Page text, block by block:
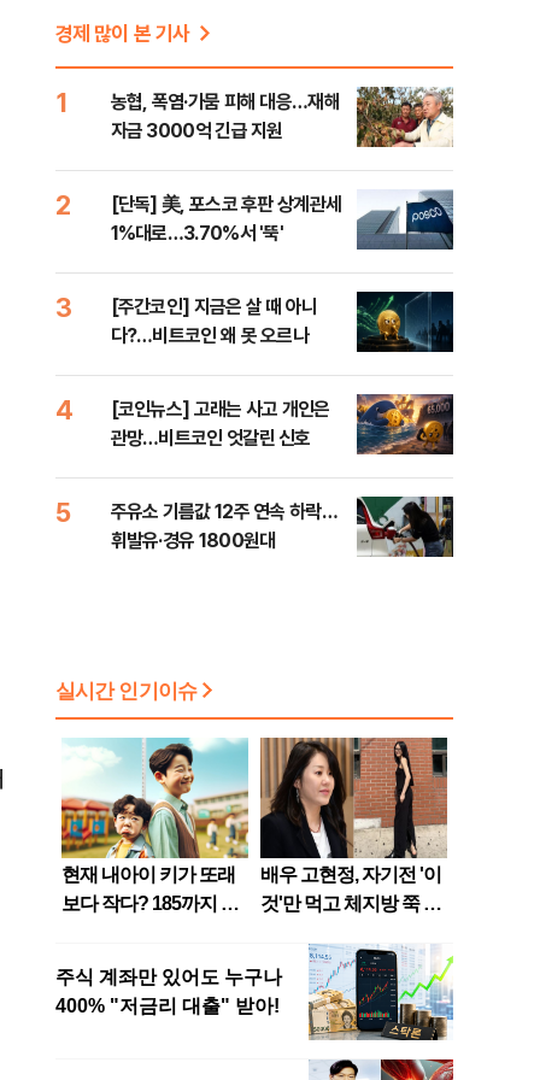
경제 많이 본 기사
1
농협, 폭염·가뭄 피해 대응…재해
자금 3000억 긴급 지원
2
[단독] 美, 포스코 후판 상계관세
1%대로…3.70%서 '뚝'
3
[주간코인] 지금은 살 때 아니
다?…비트코인 왜 못 오르나
4
[코인뉴스] 고래는 사고 개인은
관망…비트코인 엇갈린 신호
5
주유소 기름값 12주 연속 하락…
휘발유·경유 1800원대